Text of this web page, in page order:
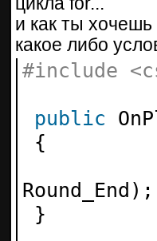
и как ты
какое либо
#include
public
{
Round_End);
}